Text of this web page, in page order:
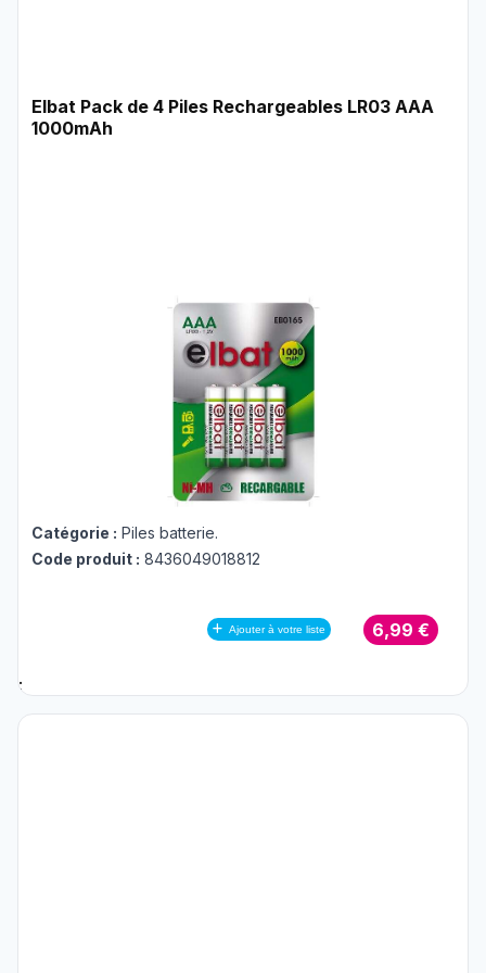
Elbat Pack de 4 Piles Rechargeables LR03 AAA
1000mAh
Catégorie : Piles batterie.
Code produit : 8436049018812
Ajouter à votre liste 6,99 €
;